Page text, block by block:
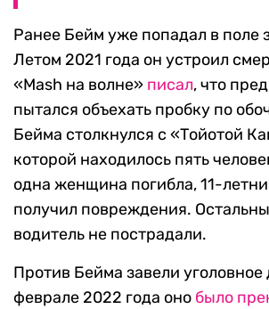
Ранее Бейм уже попадал в поле
Летом 2021 года он устроил
«Mash на волне» писал, что
пытался объехать пробку по
Бейма столкнулся с «Тойотой
которой находилось пять
одна женщина погибла, 11-
получил повреждения.
водитель не пострадали.
Против Бейма завели уголовное
феврале 2022 года оно было